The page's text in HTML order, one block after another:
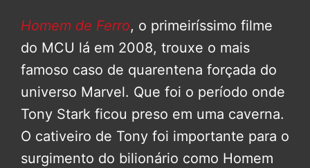
Homem de Ferro, o primeiríssimo filme
do MCU lá em 2008, trouxe o mais
famoso caso de quarentena forçada do
universo Marvel. Que foi o período onde
Tony Stark ficou preso em uma caverna.
O cativeiro de Tony foi importante para o
surgimento do bilionário como Homem